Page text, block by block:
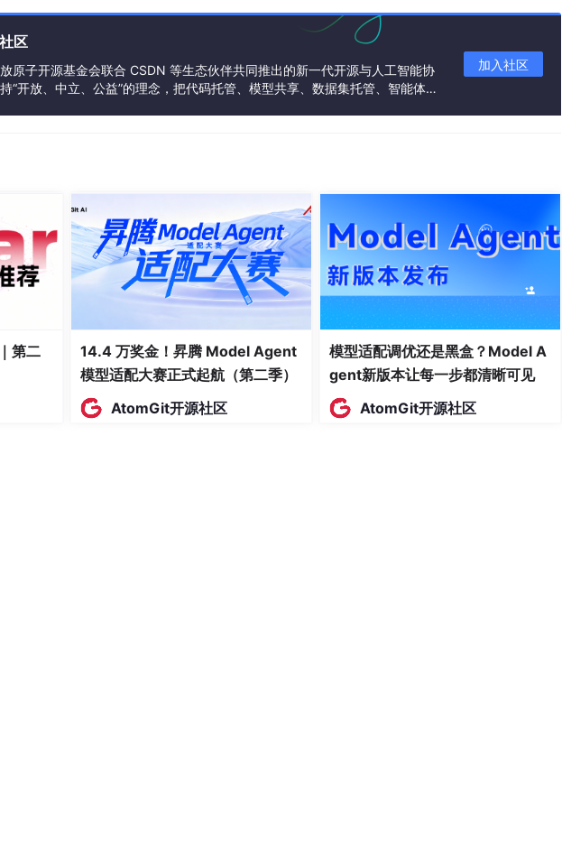
Ubuntu 并要求您：
正常输入后按回车）
名，让codearts继续自动配置。
区
原子开源基金会联合 CSDN 等生态伙伴共同推出的新一代开源与人工智能协
“开放、中立、公益”的理念，把代码托管、模型共享、数据集托管、智能体开
加入社区
第二
14.4 万奖金！昇腾 Model Agent
模型适配大赛正式起航（第二季）
AtomGit开源社区
模型适配调优还是黑盒？Model A
gent新版本让每一步都清晰可见
AtomGit开源社区